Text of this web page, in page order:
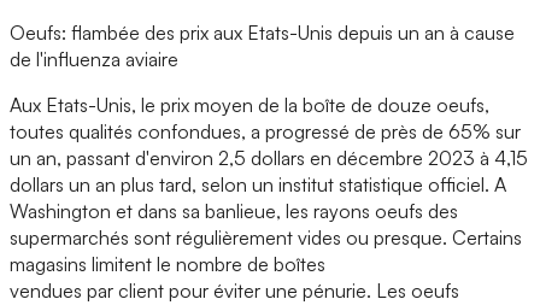
Oeufs: flambée des prix aux Etats-Unis depuis un an à cause
de l'influenza aviaire
Aux Etats-Unis, le prix moyen de la boîte de douze oeufs,
toutes qualités confondues, a progressé de près de 65% sur
un an, passant d'environ 2,5 dollars en décembre 2023 à 4,15
dollars un an plus tard, selon un institut statistique officiel. A
Washington et dans sa banlieue, les rayons oeufs des
supermarchés sont régulièrement vides ou presque. Certains
magasins limitent le nombre de boîtes
vendues par client pour éviter une pénurie. Les oeufs